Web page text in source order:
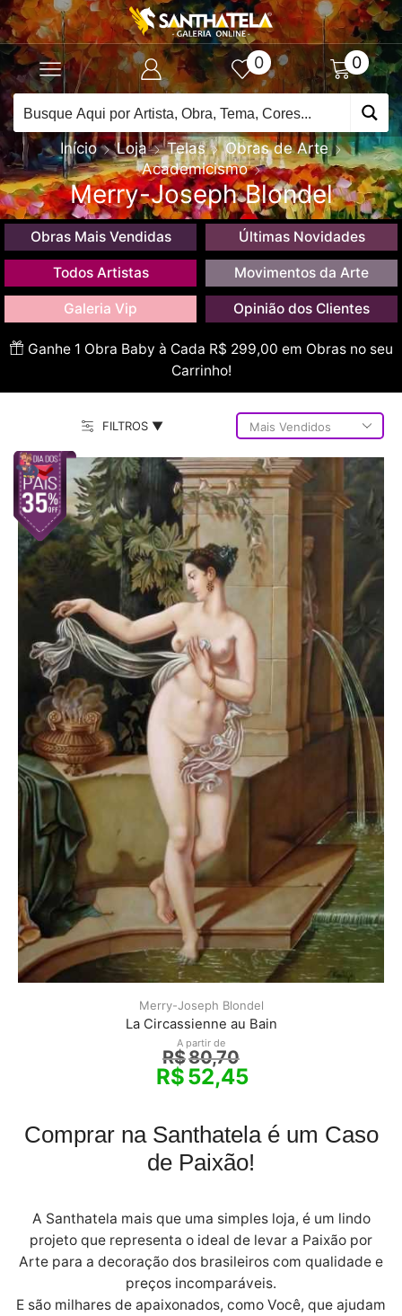
0 0
Início Loja Telas
Obras de Arte
Academicismo
Merry-Joseph Blondel
Obras Mais Vendidas Últimas Novidades
Todos Artistas Movimentos da Arte
Galeria Vip Opinião dos Clientes
Ganhe 1 Obra Baby à Cada R$ 299,00 em Obras no seu
Carrinho!
FILTROS ▼
Merry-Joseph Blondel
La Circassienne au Bain
A partir de
R$80,70
R$52,45
Comprar na Santhatela é um Caso
de Paixão!
A Santhatela mais que uma simples loja, é um lindo
projeto que representa o ideal de levar a Paixão por
Arte para a decoração dos brasileiros com qualidade e
preços incomparáveis.
E são milhares de apaixonados, como Você, que ajudam